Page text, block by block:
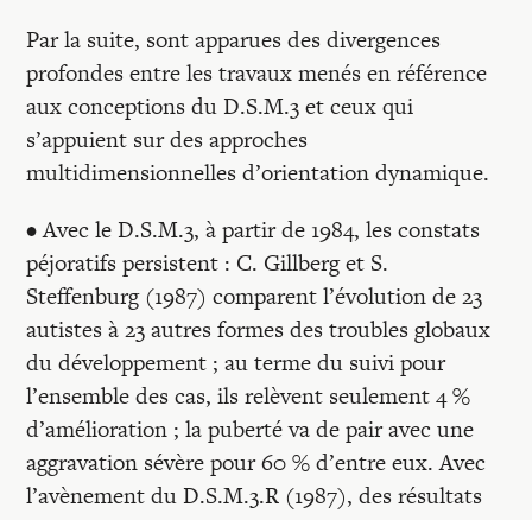
Par la suite, sont apparues des divergences
profondes entre les travaux menés en référence
aux conceptions du D.S.M.3 et ceux qui
s’appuient sur des approches
multidimensionnelles d’orientation dynamique.
• Avec le D.S.M.3, à partir de 1984, les constats
péjoratifs persistent : C. Gillberg et S.
Steffenburg (1987) comparent l’évolution de 23
autistes à 23 autres formes des troubles globaux
du développement ; au terme du suivi pour
l’ensemble des cas, ils relèvent seulement 4 %
d’amélioration ; la puberté va de pair avec une
aggravation sévère pour 60 % d’entre eux. Avec
l’avènement du D.S.M.3.R (1987), des résultats